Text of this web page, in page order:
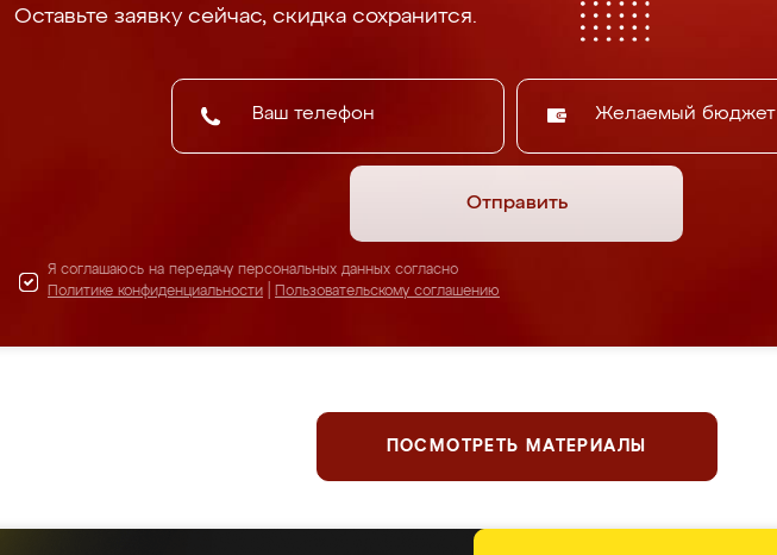
Оставьте заявку сейчас, скидка сохранится.
Желаемый бюджет
Отправить
Я соглашаюсь на передачу персональных данных согласно
Политике конфиденциальности
Пользовательскому соглашению
ПОСМОТРЕТЬ МАТЕРИАЛЫ